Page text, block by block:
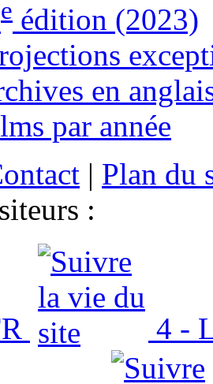
e édition (2023)
en
par année
| Plan du
:
4 -